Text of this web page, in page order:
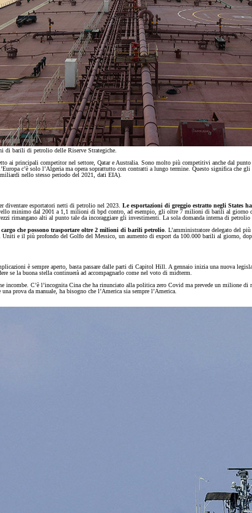
di barili di petrolio delle Riserve Strategiche.
ai principali competitor nel settore, Qatar e Australia. Sono molto più competitivi anche dal
c’è solo l’Algeria ma opera soprattutto con contratti a lungo termine. Questo significa
nello stesso periodo del 2021, dati EIA).
diventare esportatori netti di petrolio nel 2023. Le esportazioni di greggio estratto negli States
minimo dal 2001 a 1,1 milioni di bpd contro, ad esempio, gli oltre 7 milioni di barili al giorno
rimangano alti al punto tale da incoraggiare gli investimenti. La sola domanda interna di
cargo che possono trasportare oltre 2 milioni di barili petrolio . L’amministratore delegato del
e il più profondo del Golfo del Messico, un aumento di export da 100.000 barili al giorno,
è sempre aperto, basta passare dalle parti di Capitol Hill. A gennaio inizia una nuova
se la buona stella continuerà ad accompagnarlo come nel voto di midterm.
incombe. C’è l’incognita Cina che ha rinunciato alla politica zero Covid ma prevede un
prova da manuale, ha bisogno che l’America sia sempre l’America.